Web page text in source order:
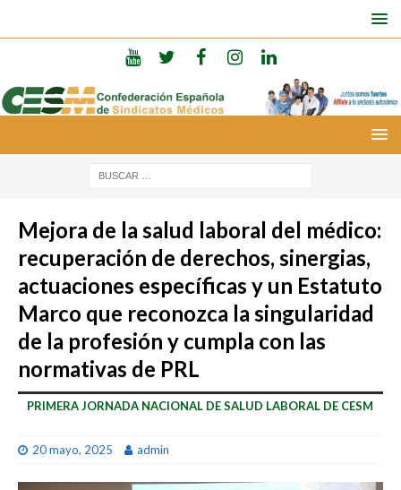
Mejora de la salud laboral del médico:
recuperación de derechos, sinergias,
actuaciones específicas y un Estatuto
Marco que reconozca la singularidad
de la profesión y cumpla con las
normativas de PRL
PRIMERA JORNADA NACIONAL DE SALUD LABORAL DE CESM
20 mayo, 2025 admin